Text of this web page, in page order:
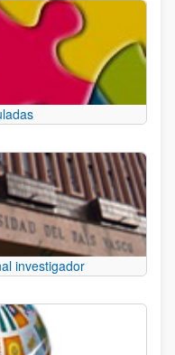
investigador